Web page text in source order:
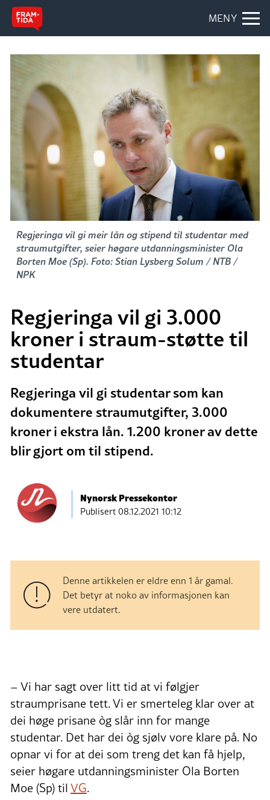
MENY
Regjeringa vil gi meir lån og stipend til studentar med
straumutgifter, seier høgare utdanningsminister Ola
Borten Moe (Sp). Foto: Stian Lysberg Solum / NTB /
NPK
Regjeringa vil gi 3.000
kroner i straum-støtte til
studentar
Regjeringa vil gi studentar som kan
dokumentere straumutgifter, 3.000
kroner i ekstra lån. 1.200 kroner av dette
blir gjort om til stipend.
Nynorsk Pressekontor
Publisert08.12.2021 10:12
Denne artikkelen er eldre enn 1 år gamal.
Det betyr at noko av informasjonen kan
vere utdatert.
– Vi har sagt over litt tid at vi følgjer
straumprisane tett. Vi er smerteleg klar over at
dei høge prisane òg slår inn for mange
studentar. Det har dei òg sjølv vore klare på. No
opnar vi for at dei som treng det kan få hjelp,
seier høgare utdanningsminister Ola Borten
Moe (Sp) tilVG.